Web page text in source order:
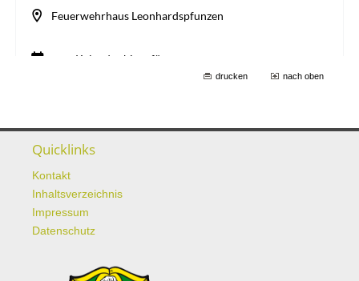
drucken nach oben
Quicklinks
Kontakt
Inhaltsverzeichnis
Impressum
Datenschutz